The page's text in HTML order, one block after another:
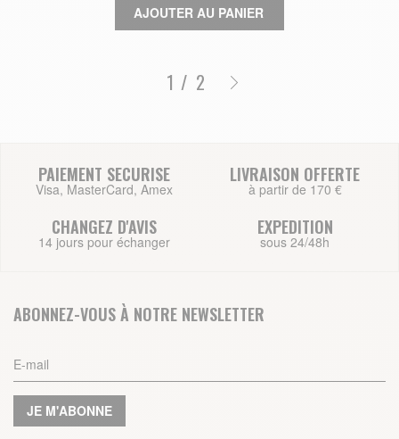
AJOUTER AU PANIER
/ 2
PAIEMENT SECURISE
Visa, MasterCard, Amex
LIVRAISON OFFERTE
à partir de 170 €
CHANGEZ D'AVIS
14 jours pour échanger
EXPEDITION
sous 24/48h
ABONNEZ-VOUS À NOTRE NEWSLETTER
JE M'ABONNE